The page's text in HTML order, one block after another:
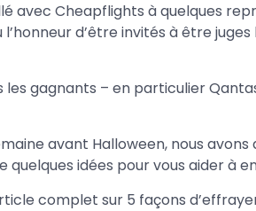
avec Cheapflights à quelques
l’honneur d’être invités à être
les gagnants – en particulier
avant Halloween, nous
quelques idées pour vous aider à
complet sur 5 façons